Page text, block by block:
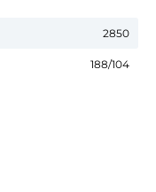
2850
188/104